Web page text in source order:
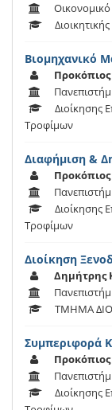
Βιομηχανικό
Διοίκησης
Τροφίμων
Διαφήμιση &
Διοίκησης
Τροφίμων
Διοίκηση
Δημήτρης
ΤΜΗΜΑ
Συμπεριφορά
Διοίκησης